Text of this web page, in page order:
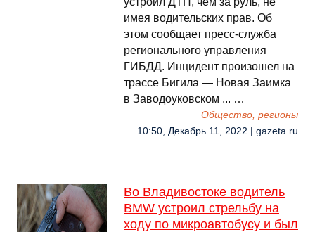
имея водительских прав. Об
этом сообщает пресс-служба
регионального управления
ГИБДД. Инцидент произошел на
трассе Бигила — Новая Заимка
в Заводоуковском ... …
Общество, регионы
10:50, Декабрь 11, 2022 | gazeta.ru
Во Владивостоке водитель
BMW устроил стрельбу на
ходу по микроавтобусу и был